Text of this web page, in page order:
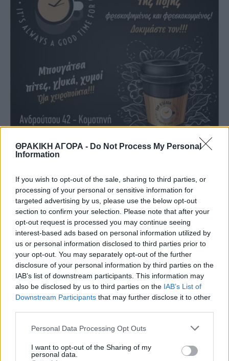
ΘΡΑΚΙΚΗ ΑΓΟΡΑ - Do Not Process My Personal
Information
If you wish to opt-out of the sale, sharing to third parties, or
processing of your personal or sensitive information for
targeted advertising by us, please use the below opt-out
section to confirm your selection. Please note that after your
opt-out request is processed you may continue seeing
interest-based ads based on personal information utilized by
us or personal information disclosed to third parties prior to
your opt-out. You may separately opt-out of the further
disclosure of your personal information by third parties on the
IAB’s list of downstream participants. This information may
also be disclosed by us to third parties on the IAB’s List of
Downstream Participants that may further disclose it to other
Personal Data Processing Opt Outs
I want to opt-out of the Sharing of my
personal data.
youtube
ΘΡΑΚΙΚΗ ΑΓΟΡΑ : 06 ΑΥΓΟΥΣΤΟΥ 2026